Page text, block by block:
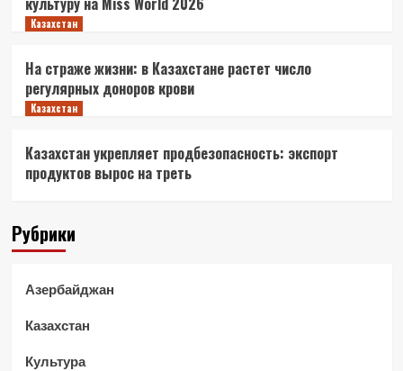
Казахстан
На страже жизни: в Казахстане растет число
регулярных доноров крови
Казахстан
Казахстан укрепляет продбезопасность: экспорт
продуктов вырос на треть
Рубрики
Азербайджан
Казахстан
Культура